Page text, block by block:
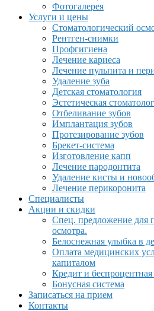
Фотогалерея
Услуги и цены
Стоматологический
Рентген-снимки
Профгигиена
Лечение кариеса
Лечение пульпита и
Удаление зуба
Детская стоматология
Эстетическая
Отбеливание зубов
Имплантация зубов
Протезирование зубов
Брекет-система
Изготовление капп
Лечение пародонтита
Удаление кисты и
Лечение перикоронита
Специалисты
Акции и скидки
Спец. предложение для
осмотра.
Белоснежная улыбка в
Оплата медицинских
капиталом
Кредит и беспроцентная
Бонусная система
Записаться на прием
Контакты